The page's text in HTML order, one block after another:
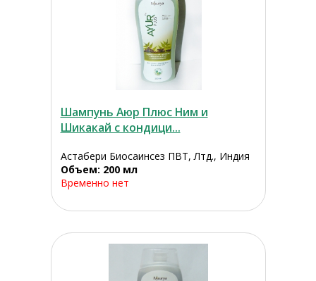
Шампунь Аюр Плюс Ним и
Шикакай с кондици...
Астабери Биосаинсез ПВТ, Лтд., Индия
Объем: 200 мл
Временно нет